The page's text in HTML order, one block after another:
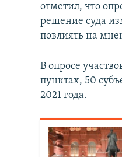
отметил, что
решение суда
повлиять на
В опросе
пунктах, 50
2021 года.